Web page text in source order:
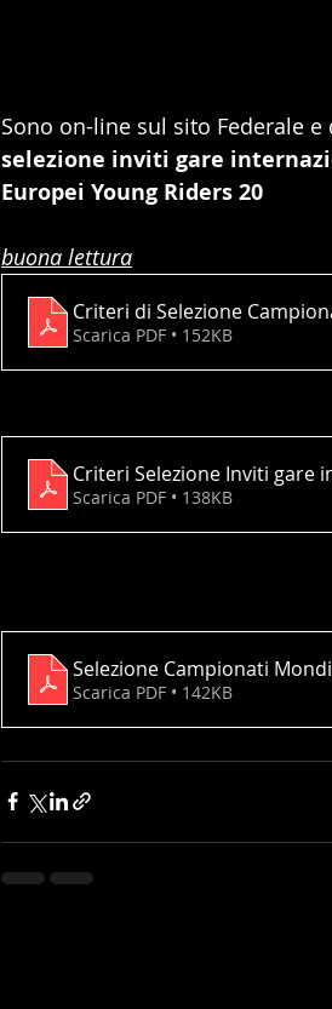
Sono on-line sul sito Federale
selezione inviti gare
Europei Young Riders 20
buona lettura
Criteri di Selezione
Scarica PDF • 152KB
Criteri Selezione Inviti gare
Scarica PDF • 138KB
Selezione Campionati
Scarica PDF • 142KB